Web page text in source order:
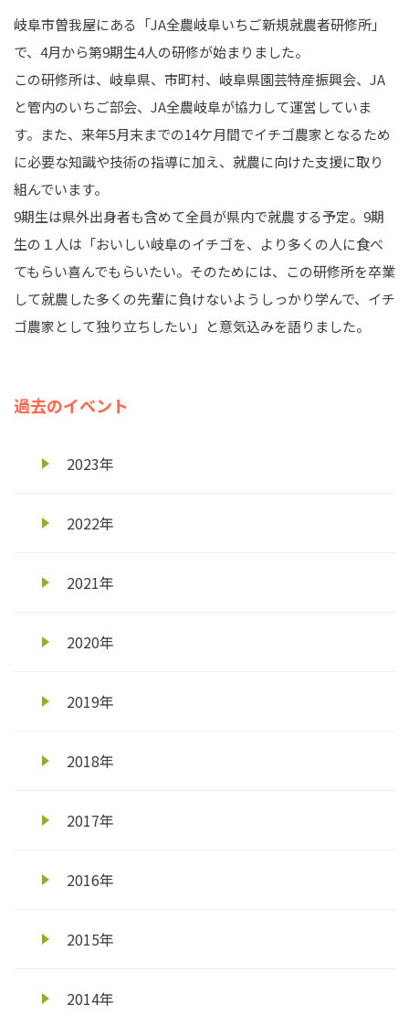
岐阜市曽我屋にある「JA全農岐阜いちご新規就農者研修所」
で、4月から第9期生4人の研修が始まりました。
この研修所は、岐阜県、市町村、岐阜県園芸特産振興会、JA
と管内のいちご部会、JA全農岐阜が協力して運営していま
す。また、来年5月末までの14ケ月間でイチゴ農家となるため
に必要な知識や技術の指導に加え、就農に向けた支援に取り
組んでいます。
9期生は県外出身者も含めて全員が県内で就農する予定。9期
生の１人は「おいしい岐阜のイチゴを、より多くの人に食べ
てもらい喜んでもらいたい。そのためには、この研修所を卒業
して就農した多くの先輩に負けないようしっかり学んで、イチ
ゴ農家として独り立ちしたい」と意気込みを語りました。
過去のイベント
2023年
2022年
2021年
2020年
2019年
2018年
2017年
2016年
2015年
2014年